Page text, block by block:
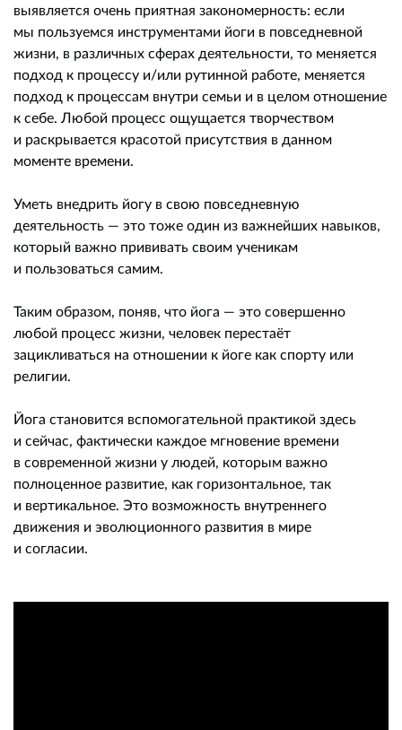
выявляется очень приятная закономерность: если
мы пользуемся инструментами йоги в повседневной
жизни, в различных сферах деятельности, то меняется
подход к процессу и/или рутинной работе, меняется
подход к процессам внутри семьи и в целом отношение
к себе. Любой процесс ощущается творчеством
и раскрывается красотой присутствия в данном
моменте времени.
Уметь внедрить йогу в свою повседневную
деятельность — это тоже один из важнейших навыков,
который важно прививать своим ученикам
и пользоваться самим.
Таким образом, поняв, что йога — это совершенно
любой процесс жизни, человек перестаёт
зацикливаться на отношении к йоге как спорту или
религии.
Йога становится вспомогательной практикой здесь
и сейчас, фактически каждое мгновение времени
в современной жизни у людей, которым важно
полноценное развитие, как горизонтальное, так
и вертикальное. Это возможность внутреннего
движения и эволюционного развития в мире
и согласии.